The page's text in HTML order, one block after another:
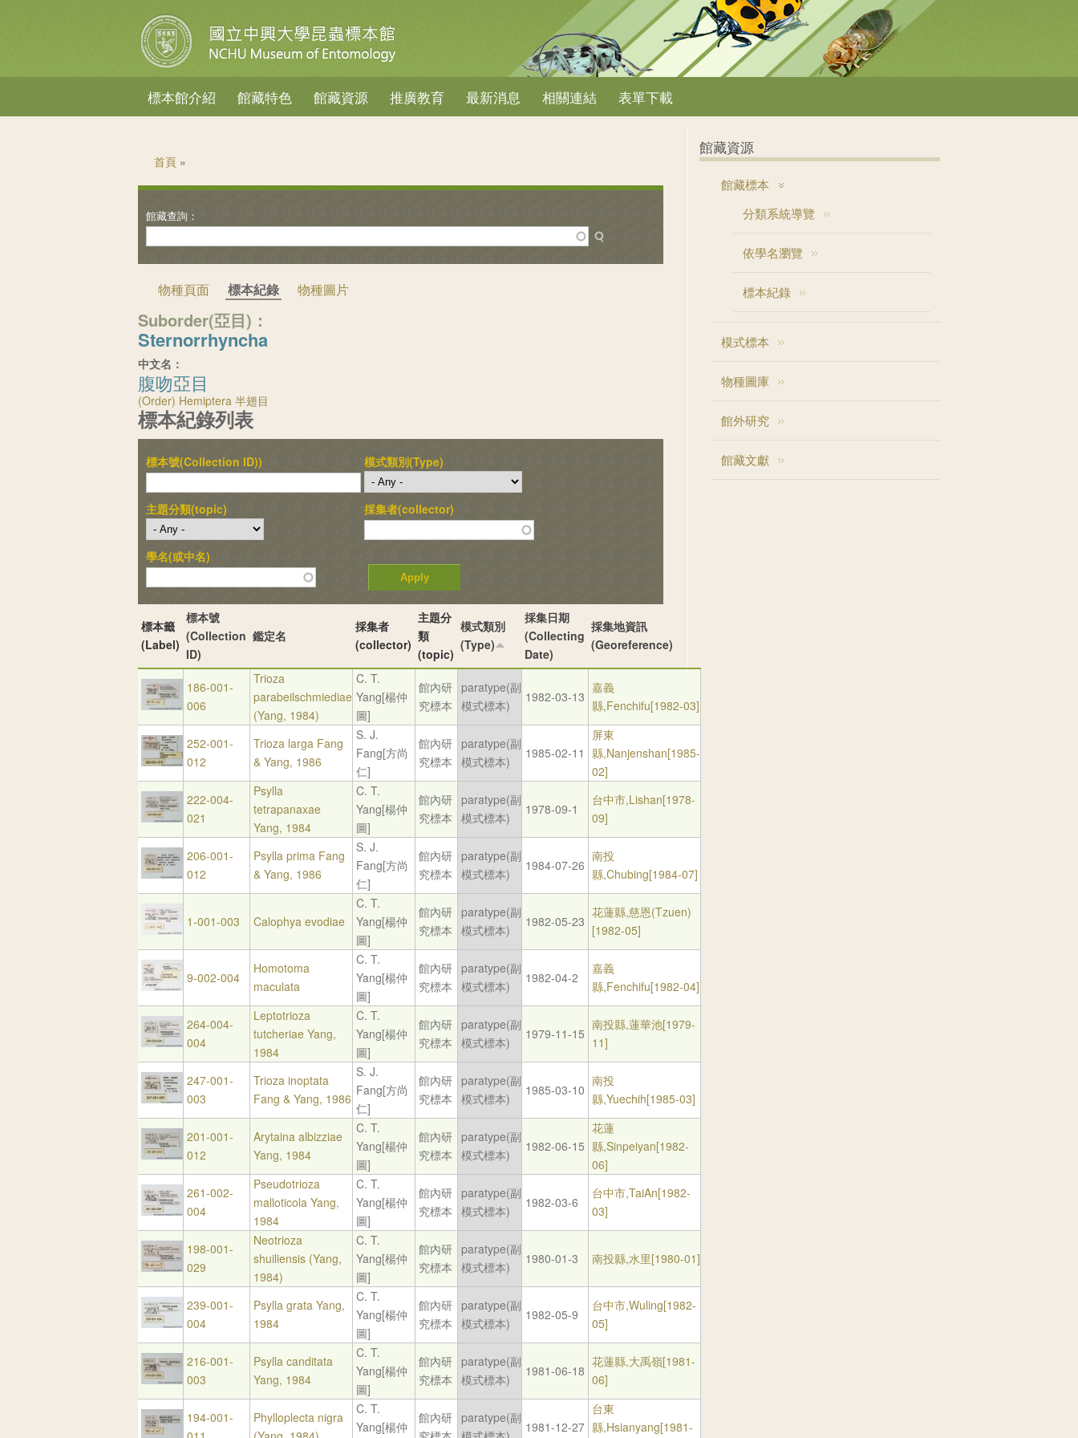
標本館介紹 館藏特色 館藏資源 推廣教育 最新消息 相關連結 表單下載
首頁 »
物種頁面 標本紀錄 物種圖片
Suborder(亞目)：
Sternorrhyncha
中文名：
腹吻亞目
(Order) Hemiptera 半翅目
標本紀錄列表
標本號(Collection ID)) 模式類別(Type)
主題分類(topic) 採集者(collector)
學名(或中名)
標本籤
(Label)
標本號
(Collection
ID)
鑑定名
採集者
(collector)
主題分
類
(topic)
模式類別
(Type)
採集日期
(Collecting
Date)
採集地資訊
(Georeference)
186-001-
006
Trioza
parabeilschmiediae
(Yang, 1984)
C. T.
Yang[楊仲
圖]
館內研
究標本
paratype(副
模式標本)
1982-03-13
嘉義
縣,Fenchifu[1982-03]
252-001-
012
Trioza larga Fang
& Yang, 1986
S. J.
Fang[方尚
仁]
館內研
究標本
paratype(副
模式標本)
1985-02-11
屏東
縣,Nanjenshan[1985-
02]
222-004-
021
Psylla
tetrapanaxae
Yang, 1984
C. T.
Yang[楊仲
圖]
館內研
究標本
paratype(副
模式標本)
1978-09-1
台中市,Lishan[1978-
09]
206-001-
012
Psylla prima Fang
& Yang, 1986
S. J.
Fang[方尚
仁]
館內研
究標本
paratype(副
模式標本)
1984-07-26
南投
縣,Chubing[1984-07]
1-001-003 Calophya evodiae
C. T.
Yang[楊仲
圖]
館內研
究標本
paratype(副
模式標本)
1982-05-23
花蓮縣,慈恩(Tzuen)
[1982-05]
9-002-004
Homotoma
maculata
C. T.
Yang[楊仲
圖]
館內研
究標本
paratype(副
模式標本)
1982-04-2
嘉義
縣,Fenchifu[1982-04]
264-004-
004
Leptotrioza
tutcheriae Yang,
1984
C. T.
Yang[楊仲
圖]
館內研
究標本
paratype(副
模式標本)
1979-11-15
南投縣,蓮華池[1979-
11]
247-001-
003
Trioza inoptata
Fang & Yang, 1986
S. J.
Fang[方尚
仁]
館內研
究標本
paratype(副
模式標本)
1985-03-10
南投
縣,Yuechih[1985-03]
201-001-
012
Arytaina albizziae
Yang, 1984
C. T.
Yang[楊仲
圖]
館內研
究標本
paratype(副
模式標本)
1982-06-15
花蓮
縣,Sinpeiyan[1982-
06]
261-002-
004
Pseudotrioza
malloticola Yang,
1984
C. T.
Yang[楊仲
圖]
館內研
究標本
paratype(副
模式標本)
1982-03-6
台中市,TaiAn[1982-
03]
198-001-
029
Neotrioza
shuiliensis (Yang,
1984)
C. T.
Yang[楊仲
圖]
館內研
究標本
paratype(副
模式標本)
1980-01-3 南投縣,水里[1980-01]
239-001-
004
Psylla grata Yang,
1984
C. T.
Yang[楊仲
圖]
館內研
究標本
paratype(副
模式標本)
1982-05-9
台中市,Wuling[1982-
05]
216-001-
003
Psylla canditata
Yang, 1984
C. T.
Yang[楊仲
圖]
館內研
究標本
paratype(副
模式標本)
1981-06-18
花蓮縣,大禹嶺[1981-
06]
194-001-
Phylloplecta nigra
C. T.
Yang[楊仲
館內研 paratype(副
1981-12-27
台東
縣,Hsianyang[1981-
館藏資源
館藏標本
分類系統導覽
依學名瀏覽
標本紀錄
模式標本
物種圖庫
館外研究
館藏文獻